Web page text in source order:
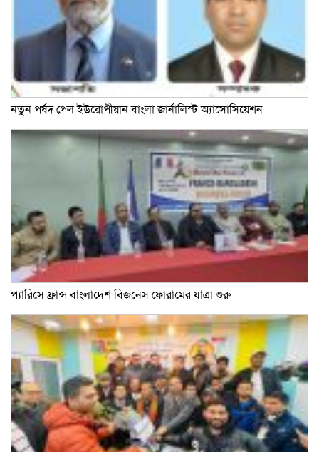
নতুন পর্ষদ পেল ইউরোপীয়ান বাংলা জার্নালিস্ট অ্যাসোসিয়েশন
প্যারিসে ফ্রান্স বাংলাদেশ বিজনেস ফোরামের যাত্রা শুরু